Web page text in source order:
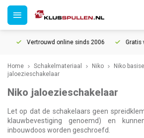
Vertrouwd online sinds 2006 Gratis
Home Schakelmateriaal Niko Niko
jaloezieschakelaar
Niko jaloezieschakelaar
Let op dat de schakelaars geen
klauwbevestiging genoemd) en
inbouwdoos worden geschroefd.